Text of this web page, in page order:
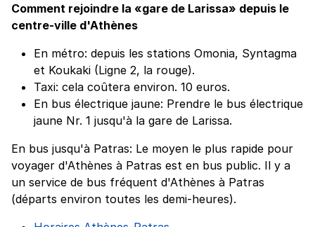
Comment rejoindre la «gare de Larissa» depuis le
centre-ville d'Athènes
En métro: depuis les stations Omonia, Syntagma
et Koukaki (Ligne 2, la rouge).
Taxi: cela coûtera environ. 10 euros.
En bus électrique jaune: Prendre le bus électrique
jaune Nr. 1 jusqu'à la gare de Larissa.
En bus jusqu'à Patras: Le moyen le plus rapide pour
voyager d'Athènes à Patras est en bus public. Il y a
un service de bus fréquent d'Athènes à Patras
(départs environ toutes les demi-heures).